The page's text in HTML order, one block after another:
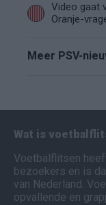
Video gaat
Oranje-
Meer PSV-
Wat is
Voetbalflitsen
bezoekers en is
van Nederland.
opvallende en